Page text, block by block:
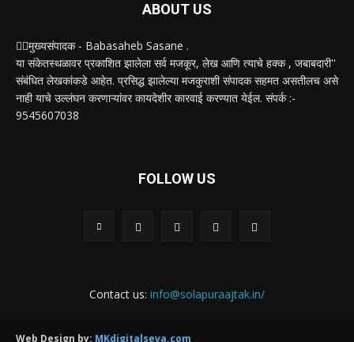
ABOUT US
✍🏻मुख्यसंपादक - Babasaheb Sasane .
या संकेतस्थळावर प्रकाशित झालेला सर्व मजकूर, लेख आणि त्याचे हक्क , जबाबदारी''
संबंधित लेखकांकडे आहेत. प्रसिद्ध झालेल्या मजकुराशी संपादक सहमत असतीलच असे
नाही याचे उल्लंघन करणाऱ्यांवर कायदेशीर कारवाई करण्यात येईल. संपर्क :-
9545607038
FOLLOW US
Contact us: info@solapuraajtak.in/
Web Design by: MKdigitalseva.com